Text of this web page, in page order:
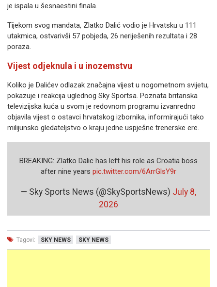
je ispala u šesnaestini finala.
Tijekom svog mandata, Zlatko Dalić vodio je Hrvatsku u 111
utakmica, ostvarivši 57 pobjeda, 26 neriješenih rezultata i 28
poraza.
Vijest odjeknula i u inozemstvu
Koliko je Dalićev odlazak značajna vijest u nogometnom svijetu,
pokazuje i reakcija uglednog Sky Sportsa. Poznata britanska
televizijska kuća u svom je redovnom programu izvanredno
objavila vijest o ostavci hrvatskog izbornika, informirajući tako
milijunsko gledateljstvo o kraju jedne uspješne trenerske ere.
BREAKING: Zlatko Dalic has left his role as Croatia boss
after nine years pic.twitter.com/6ArrGlsY9r
— Sky Sports News (@SkySportsNews) July 8,
2026
Tagovi: SKY NEWS SKY NEWS